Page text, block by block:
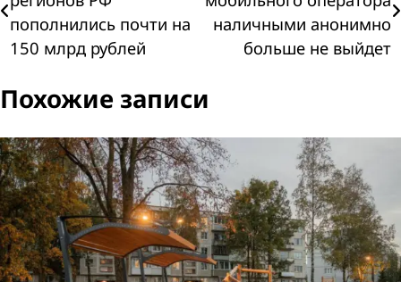
по
записям
пополнились почти на
150 млрд рублей
наличными анонимно
больше не выйдет
Похожие записи